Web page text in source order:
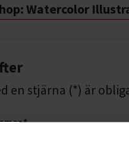
Watercolor
en stjärna (*) är
*